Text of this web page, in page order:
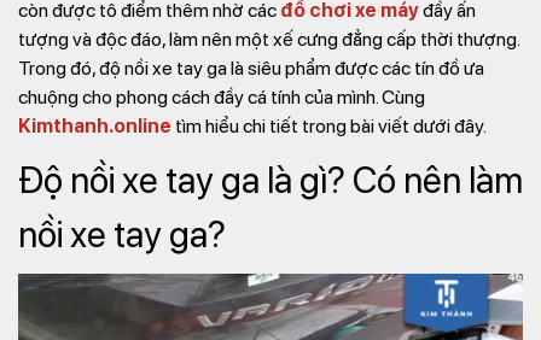
Không có sản phẩm nào trong giỏ hàng
còn được tô điểm thêm nhờ các đồ chơi xe máyđầy ấn
tượng và độc đáo, làm nên một xế cưng đẳng cấp thời thượng.
Trong đó, độ nồi xe tay ga là siêu phẩm được các tín đồ ưa
chuộng cho phong cách đầy cá tính của mình. Cùng
Kimthanh.online tìm hiểu chi tiết trong bài viết dưới đây.
Độ nồi xe tay ga là gì? Có nên làm
nồi xe tay ga?